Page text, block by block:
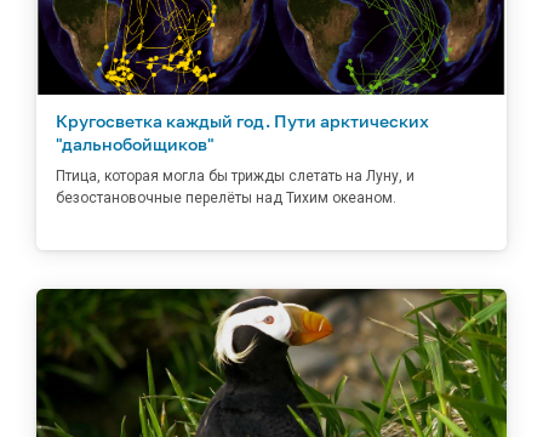
Кругосветка каждый год. Пути арктических
"дальнобойщиков"
Птица, которая могла бы трижды слетать на Луну, и
безостановочные перелёты над Тихим океаном.